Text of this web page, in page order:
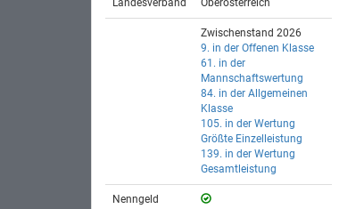
Zwischenstand 2026
9. in der Offenen Klasse
61. in der
Mannschaftswertung
84. in der Allgemeinen
Klasse
105. in der Wertung
Größte Einzelleistung
139. in der Wertung
Gesamtleistung
Nenngeld